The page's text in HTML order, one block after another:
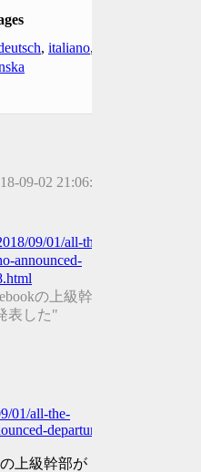
, italiano,
09-02 21:06:05
09/01/all-the-
announced-
の上級幹部
表した"
01/all-the-
departure-
上級幹部が 今